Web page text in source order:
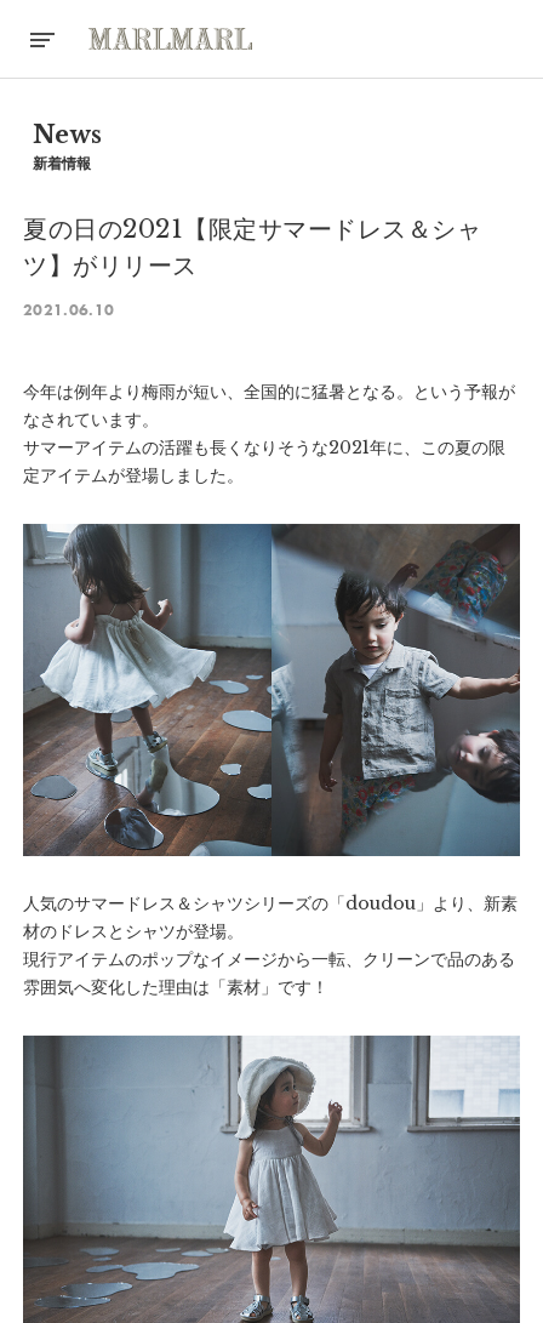
News
新着情報
夏の日の2021【限定サマードレス＆シャ
ツ】がリリース
2021.06.10
今年は例年より梅雨が短い、全国的に猛暑となる。という予報が
なされています。
サマーアイテムの活躍も長くなりそうな2021年に、この夏の限
定アイテムが登場しました。
人気のサマードレス＆シャツシリーズの「doudou」より、新素
材のドレスとシャツが登場。
現行アイテムのポップなイメージから一転、クリーンで品のある
雰囲気へ変化した理由は「素材」です！